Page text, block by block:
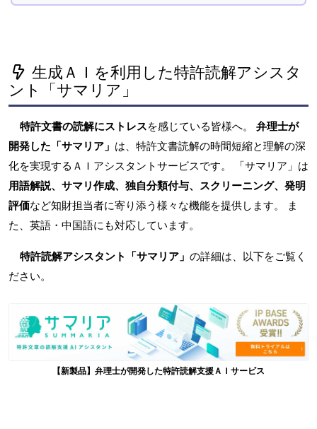
生成ＡＩを利用した特許読解アシスタ
ント「サマリア」
特許文書の読解にストレスを感じている皆様へ。 弁理士が
開発した「サマリア」 は、特許文書読解の時間短縮と理解の深
化を実現するＡＩアシスタントサービスです。 「サマリア」は
用語解説、サマリ作成、独自分類付与、スクリーニング、発明
評価など知財担当者に寄り添う様々な機能を提供します。 ま
た、英語・中国語にも対応しています。
特許読解アシスタント「サマリア」 の詳細は、以下をご覧く
ださい。
【新製品】弁理士が開発した特許読解支援ＡＩサービス